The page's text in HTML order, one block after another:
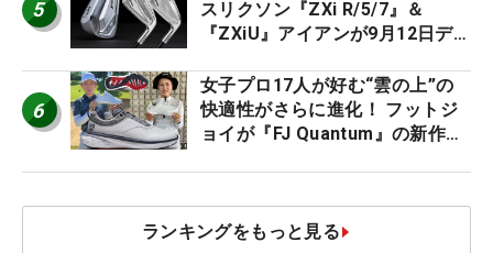
5
スリクソン『ZXi R/5/7』＆
『ZXiU』アイアンが9月12日デ
6
女子プロ17人が好む“雲の上”の
快適性がさらに進化！ フットジ
ョイが『FJ Quantum』の新作を
ランキングをもっと見る